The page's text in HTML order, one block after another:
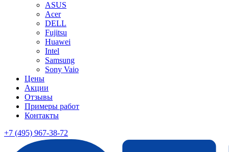
ASUS
Acer
DELL
Fujitsu
Huawei
Intel
Samsung
Sony Vaio
Цены
Акции
Отзывы
Примеры работ
Контакты
+7 (495) 967-38-72